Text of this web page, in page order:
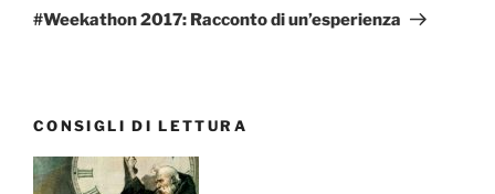
successivo
#Weekathon 2017: Racconto di un’esperienza
CONSIGLI DI LETTURA